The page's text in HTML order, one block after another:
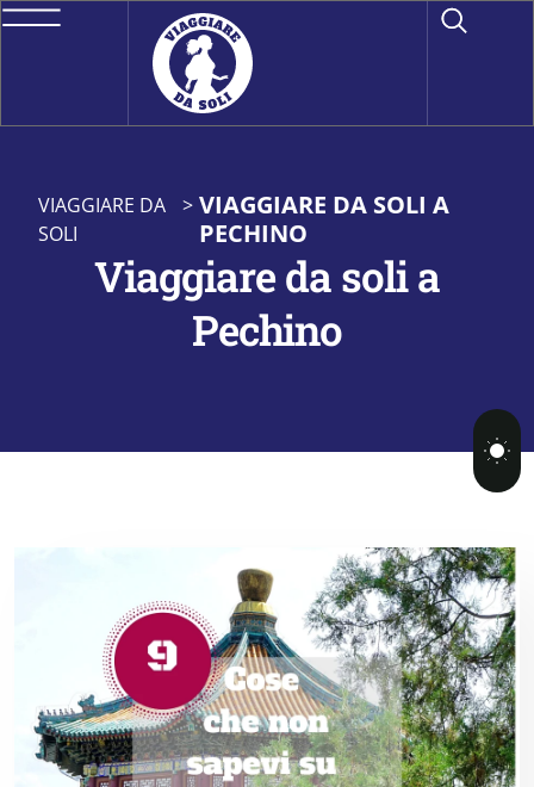
VIAGGIARE DA
SOLI
> VIAGGIARE DA SOLI A
PECHINO
Viaggiare da soli a
Pechino